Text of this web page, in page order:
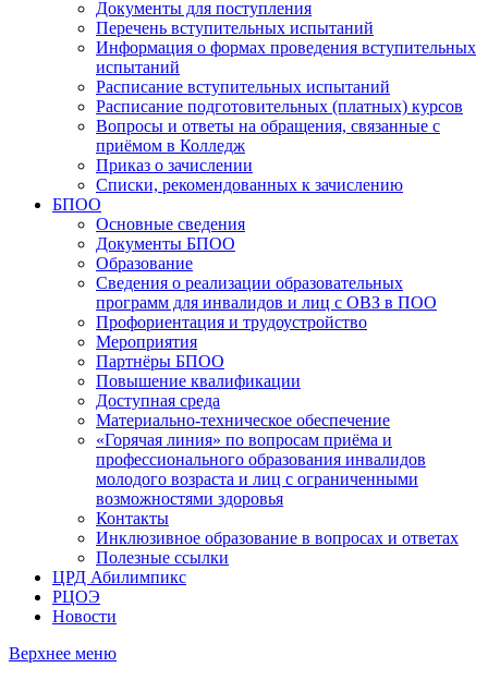
Документы для поступления
Перечень вступительных испытаний
Информация о формах проведения вступительных
испытаний
Расписание вступительных испытаний
Расписание подготовительных (платных) курсов
Вопросы и ответы на обращения, связанные с
приёмом в Колледж
Приказ о зачислении
Списки, рекомендованных к зачислению
БПОО
Основные сведения
Документы БПОО
Образование
Сведения о реализации образовательных
программ для инвалидов и лиц с ОВЗ в ПОО
Профориентация и трудоустройство
Мероприятия
Партнёры БПОО
Повышение квалификации
Доступная среда
Материально-техническое обеспечение
«Горячая линия» по вопросам приёма и
профессионального образования инвалидов
молодого возраста и лиц с ограниченными
возможностями здоровья
Контакты
Инклюзивное образование в вопросах и ответах
Полезные ссылки
ЦРД Абилимпикс
РЦОЭ
Новости
Верхнее меню